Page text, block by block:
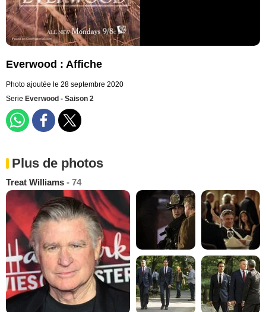
Everwood : Affiche
Photo ajoutée le 28 septembre 2020
Serie Everwood - Saison 2
Plus de photos
Treat Williams - 74